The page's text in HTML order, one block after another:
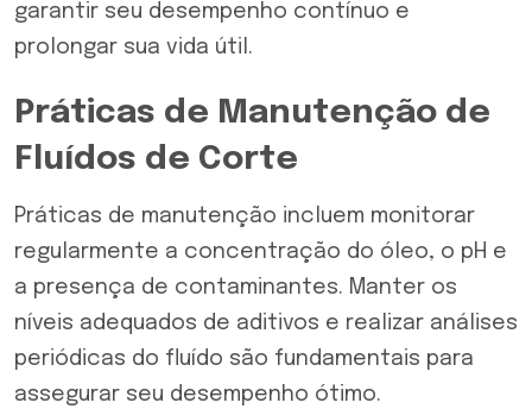
garantir seu desempenho contínuo e
prolongar sua vida útil.
Práticas de Manutenção de
Fluídos de Corte
Práticas de manutenção incluem monitorar
regularmente a concentração do óleo, o pH e
a presença de contaminantes. Manter os
níveis adequados de aditivos e realizar análises
periódicas do fluído são fundamentais para
assegurar seu desempenho ótimo.